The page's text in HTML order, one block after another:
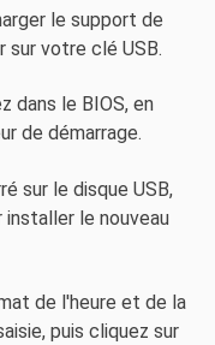
le support de
sur votre clé USB.
dans le BIOS, en
de démarrage.
sur le disque USB,
le nouveau
de l'heure et de la
puis cliquez sur